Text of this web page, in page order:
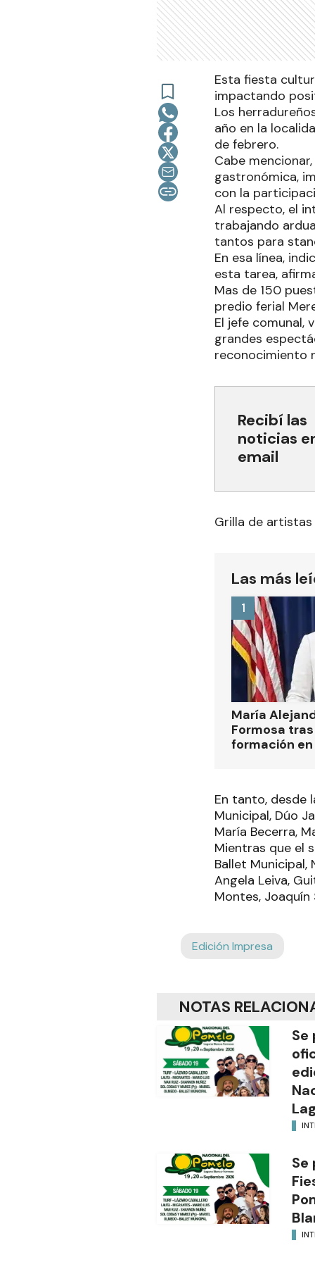
Esta fiesta
impactando
Los
año en la
de febrero.
Cabe
gastronómica,
con la
Al respecto, el
trabajando
tantos para
En esa línea,
esta tarea,
Mas de 150
predio ferial
El jefe comunal,
grandes
reconocimiento
Recibí las
noticias
email
Grilla de artistas
Las más
María
Formosa
formación
1
En tanto, desde
Municipal, Dúo
María Becerra,
Mientras que el
Ballet Municipal,
Angela Leiva,
Montes,
Edición Impresa
NOTAS
Se
Se